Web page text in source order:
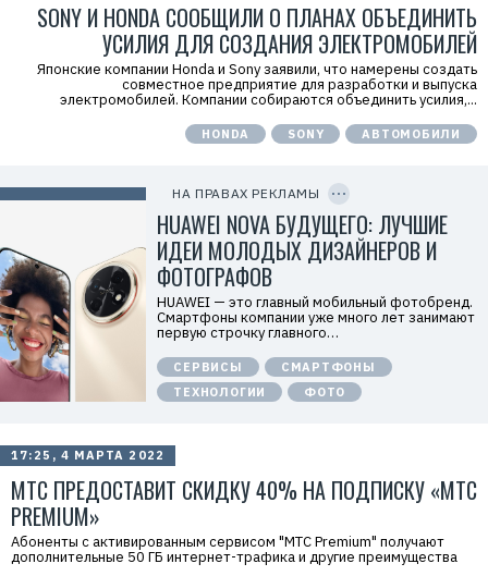
SONY И HONDA СООБЩИЛИ О ПЛАНАХ ОБЪЕДИНИТЬ
УСИЛИЯ ДЛЯ СОЗДАНИЯ ЭЛЕКТРОМОБИЛЕЙ
Японские компании Honda и Sony заявили, что намерены создать
совместное предприятие для разработки и выпуска
электромобилей. Компании собираются объединить усилия,...
HONDA SONY АВТОМОБИЛИ
17:25, 4 МАРТА 2022
МТС ПРЕДОСТАВИТ СКИДКУ 40% НА ПОДПИСКУ «МТС
PREMIUM»
Абоненты с активированным сервисом "МТС Premium" получают
дополнительные 50 ГБ интернет-трафика и другие преимущества
НА ПРАВАХ РЕКЛАМЫ
е
к
л
а
м
о
д
а
т
О
О
О
«
х
к
м
п
а
н
в
э
»
И
Н
I
HUAWEI NOVA БУДУЩЕГО: ЛУЧШИЕ
ИДЕИ МОЛОДЫХ ДИЗАЙНЕРОВ И
ФОТОГРАФОВ
HUAWEI — это главный мобильный фотобренд.
Смартфоны компании уже много лет занимают
первую строчку главного…
СЕРВИСЫ
СМАРТФОНЫ
ТЕХНОЛОГИИ
ФОТО